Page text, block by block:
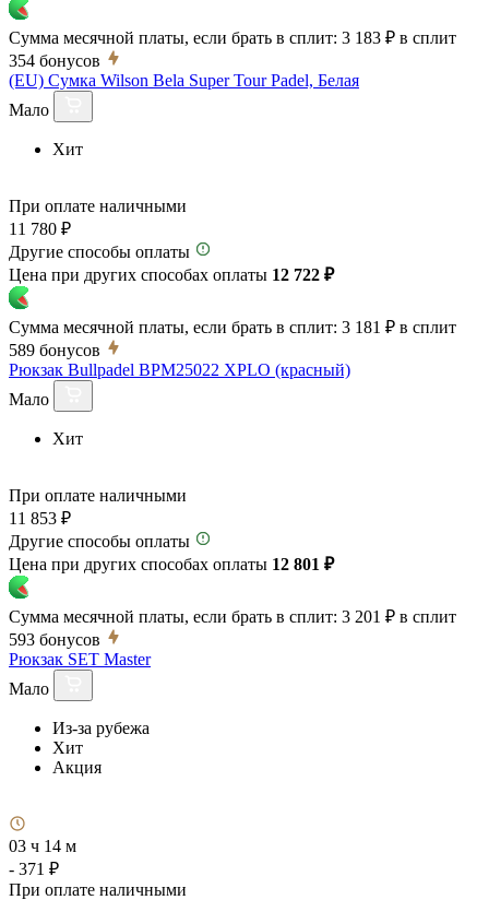
Сумма месячной платы, если брать в сплит: 3 183 ₽ в сплит
354 бонусов
(EU) Сумка Wilson Bela Super Tour Padel, Белая
Мало
Хит
При оплате наличными
11 780 ₽
Другие способы оплаты
Цена при других способах оплаты 12 722 ₽
Сумма месячной платы, если брать в сплит: 3 181 ₽ в сплит
589 бонусов
Рюкзак Bullpadel BPM25022 XPLO (красный)
Мало
Хит
При оплате наличными
11 853 ₽
Другие способы оплаты
Цена при других способах оплаты 12 801 ₽
Сумма месячной платы, если брать в сплит: 3 201 ₽ в сплит
593 бонусов
Рюкзак SET Master
Мало
Из-за рубежа
Хит
Акция
03 ч 14 м
- 371 ₽
При оплате наличными